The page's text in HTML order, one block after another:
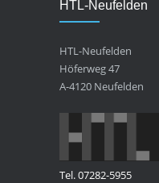
HTL-Neufelden
HTL-Neufelden
Höferweg 47
A-4120 Neufelden
Tel. 07282-5955